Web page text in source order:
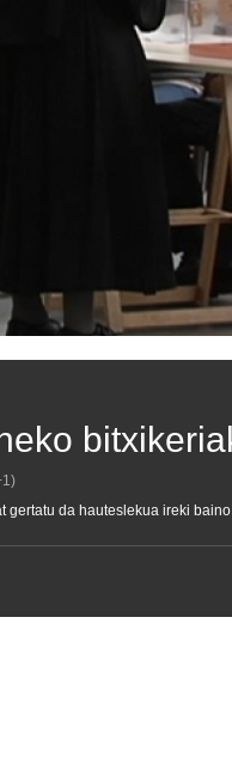
gertatu da hauteslekua ireki